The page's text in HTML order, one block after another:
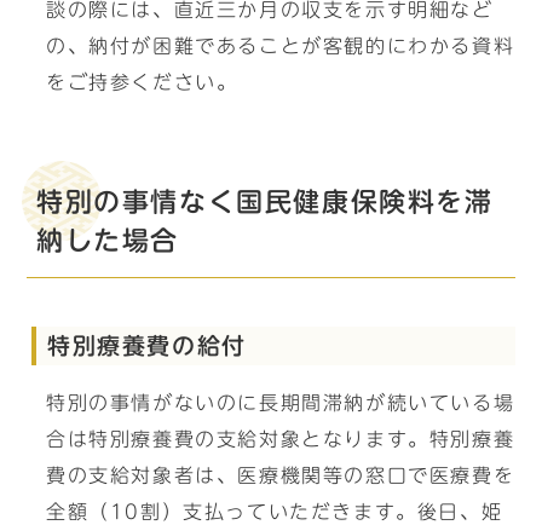
談の際には、直近三か月の収支を示す明細など
の、納付が困難であることが客観的にわかる資料
をご持参ください。
特別の事情なく国民健康保険料を滞
納した場合
特別療養費の給付
特別の事情がないのに長期間滞納が続いている場
合は特別療養費の支給対象となります。特別療養
費の支給対象者は、医療機関等の窓口で医療費を
全額（10割）支払っていただきます。後日、姫